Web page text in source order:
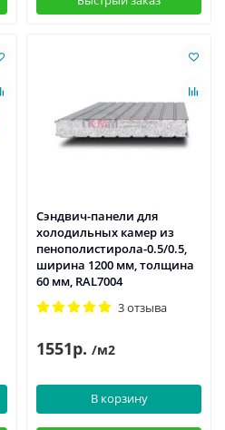
Сэндвич-панели для
холодильных камер из
пенополистирола-0.5/0.5,
ширина 1200 мм, толщина
60 мм, RAL7004
3 отзыва
1551р. /м2
В корзину